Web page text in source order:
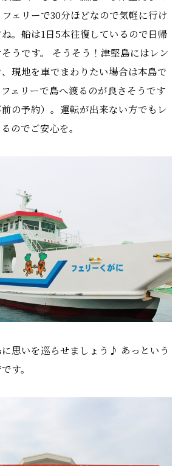
ェリーで30分ほどなので気軽に行け
。船は1日5本往復しているので日帰
うです。 そうそう！津堅島にはレン
現地を車でまわりたい場合は本島で
ェリーで島へ渡るのが良さそうです
前の予約）。運転が出来ない方でもレ
のでご安心を。
思いを巡らせましょう♪ あっという
す。